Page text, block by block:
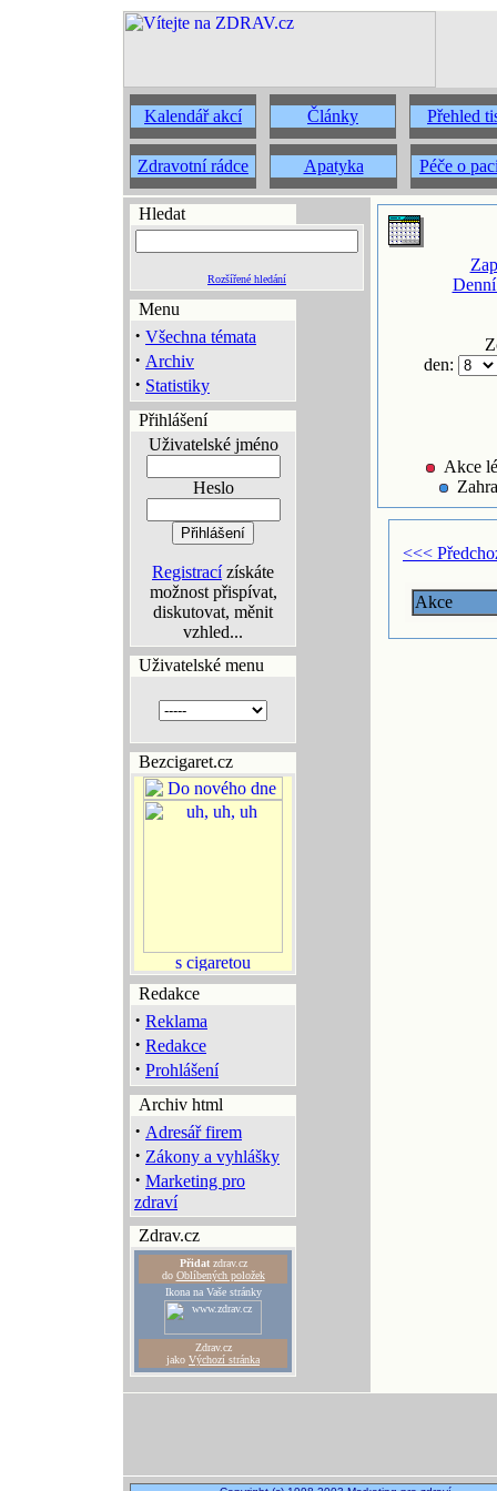
Kalendář akcí Články Přehled
Zdravotní rádce Apatyka Péče o
Hledat
Rozšířené hledání
Menu
· Všechna témata
· Archiv
· Statistiky
Přihlášení
Uživatelské jméno
Heslo
Registracízískáte
možnost přispívat,
diskutovat, měnit
vzhled...
Uživatelské menu
Bezcigaret.cz
Redakce
· Reklama
· Redakce
· Prohlášení
Archiv html
· Adresář firem
· Zákony a vyhlášky
· Marketing pro
zdraví
Zdrav.cz
Přidatzdrav.cz
do Oblíbených položek
Ikona na Vaše stránky
Zdrav.cz
jako Výchozí stránka
den:
Akce
<<<
Akce